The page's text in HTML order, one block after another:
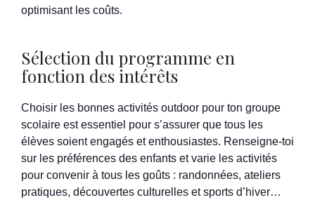
optimisant les coûts.
Sélection du programme en
fonction des intérêts
Choisir les bonnes activités outdoor pour ton groupe
scolaire est essentiel pour s’assurer que tous les
élèves soient engagés et enthousiastes. Renseigne-toi
sur les préférences des enfants et varie les activités
pour convenir à tous les goûts : randonnées, ateliers
pratiques, découvertes culturelles et sports d’hiver…